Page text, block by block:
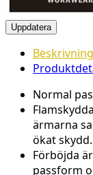
Beskrivning
Normal
ärmarna
ökatskydd.
Förböjda
passform